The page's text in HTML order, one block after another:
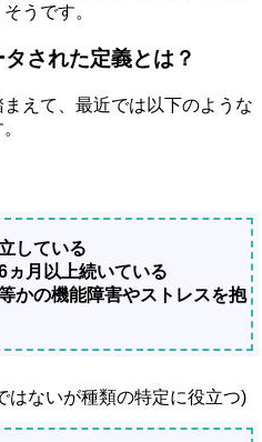
うです。
された定義とは？
えて、最近では以下のような
している
ヵ月以上続いている
かの機能障害やストレスを抱
はないが種類の特定に役立つ)